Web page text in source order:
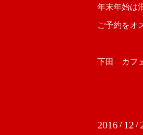
年末年始は
ご予約をオ
下田 カフ
2016 / 12 /